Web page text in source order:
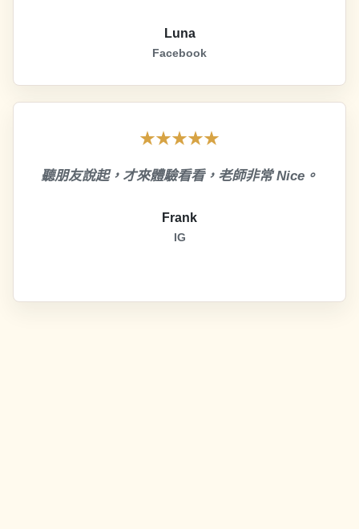
Luna
Facebook
★★★★★
聽朋友說起，才來體驗看看，老師非常 Nice。
Frank
IG